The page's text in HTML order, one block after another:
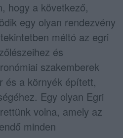
hogy a következő,
egy olyan rendezvény
méltó az egri
és
szakemberek
és a környék épített,
Egy olyan Egri
volna, amely az
minden